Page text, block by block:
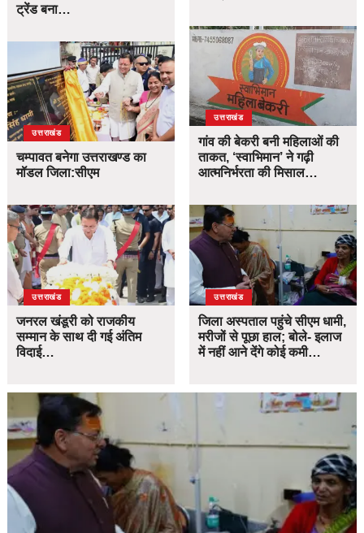
ट्रेंड बना…
उत्तराखंड
चम्पावत बनेगा उत्तराखण्ड का
मॉडल जिला:सीएम
उत्तराखंड
जनरल खंडूरी को राजकीय
सम्मान के साथ दी गई अंतिम
विदाई…
उत्तराखंड
गांव की बेकरी बनी महिलाओं की
ताकत, ‘स्वाभिमान’ ने गढ़ी
आत्मनिर्भरता की मिसाल…
उत्तराखंड
जिला अस्पताल पहुंचे सीएम धामी,
मरीजों से पूछा हाल; बोले- इलाज
में नहीं आने देंगे कोई कमी…